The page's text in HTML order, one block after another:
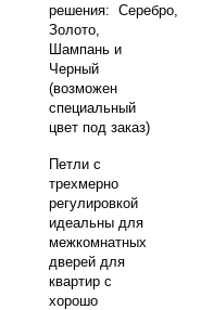
решения: Серебро,
Золото,
Шампань и
Черный
(возможен
специальный
цвет под заказ)
Петли с
трехмерно
регулировкой
идеальны для
межкомнатных
дверей для
квартир с
хорошо